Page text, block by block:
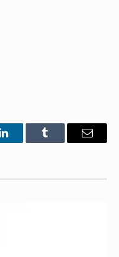
LinkedInTumblr Email